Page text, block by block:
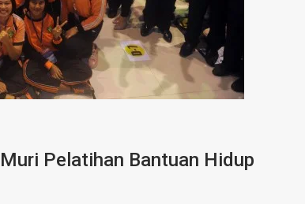
Pelatihan Bantuan Hidup